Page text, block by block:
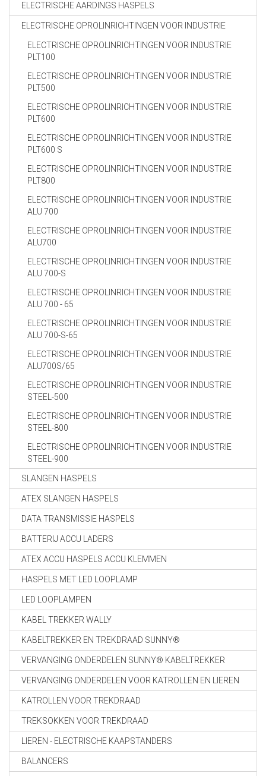
ELECTRISCHE AARDINGS HASPELS
ELECTRISCHE OPROLINRICHTINGEN VOOR INDUSTRIE
ELECTRISCHE OPROLINRICHTINGEN VOOR INDUSTRIE
PLT100
ELECTRISCHE OPROLINRICHTINGEN VOOR INDUSTRIE
PLT500
ELECTRISCHE OPROLINRICHTINGEN VOOR INDUSTRIE
PLT600
ELECTRISCHE OPROLINRICHTINGEN VOOR INDUSTRIE
PLT600 S
ELECTRISCHE OPROLINRICHTINGEN VOOR INDUSTRIE
PLT800
ELECTRISCHE OPROLINRICHTINGEN VOOR INDUSTRIE
ALU 700
ELECTRISCHE OPROLINRICHTINGEN VOOR INDUSTRIE
ALU700
ELECTRISCHE OPROLINRICHTINGEN VOOR INDUSTRIE
ALU 700-S
ELECTRISCHE OPROLINRICHTINGEN VOOR INDUSTRIE
ALU 700 - 65
ELECTRISCHE OPROLINRICHTINGEN VOOR INDUSTRIE
ALU 700-S-65
ELECTRISCHE OPROLINRICHTINGEN VOOR INDUSTRIE
ALU700S/65
ELECTRISCHE OPROLINRICHTINGEN VOOR INDUSTRIE
STEEL-500
ELECTRISCHE OPROLINRICHTINGEN VOOR INDUSTRIE
STEEL-800
ELECTRISCHE OPROLINRICHTINGEN VOOR INDUSTRIE
STEEL-900
SLANGEN HASPELS
ATEX SLANGEN HASPELS
DATA TRANSMISSIE HASPELS
BATTERIJ ACCU LADERS
ATEX ACCU HASPELS ACCU KLEMMEN
HASPELS MET LED LOOPLAMP
LED LOOPLAMPEN
KABEL TREKKER WALLY
KABELTREKKER EN TREKDRAAD SUNNY®
VERVANGING ONDERDELEN SUNNY® KABELTREKKER
VERVANGING ONDERDELEN VOOR KATROLLEN EN LIEREN
KATROLLEN VOOR TREKDRAAD
TREKSOKKEN VOOR TREKDRAAD
LIEREN - ELECTRISCHE KAAPSTANDERS
BALANCERS